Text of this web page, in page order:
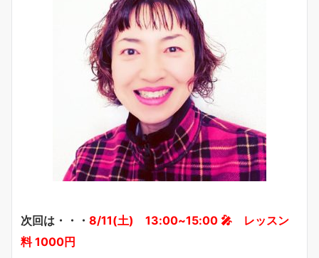
次回は・・・ 8/11(土) 13:00~15:00 🎤 レッスン
料 1000円